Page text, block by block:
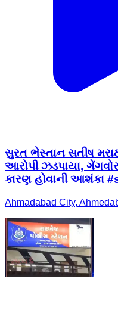
સુરત ભેસ્તાન સતીષ
આરોપી ઝડપાયા,
કારણ હોવાની આશંકા
Ahmadabad City,